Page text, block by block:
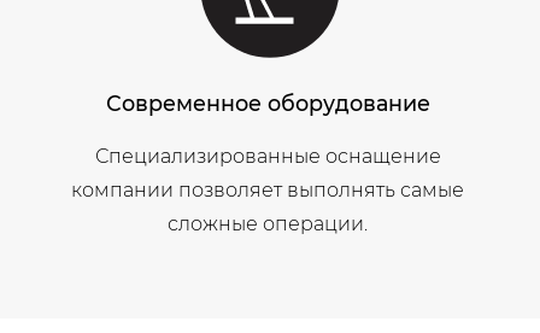
Современное оборудование
Специализированные оснащение
компании позволяет выполнять самые
сложные операции.